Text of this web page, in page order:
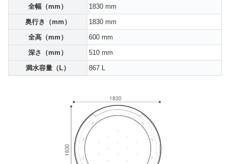
全幅（mm）
1830 mm
奥行き（mm）
1830 mm
全高（mm）
600 mm
深さ（mm）
510 mm
満水容量（L）
867 L